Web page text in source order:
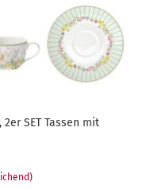
2er SET Tassen mit